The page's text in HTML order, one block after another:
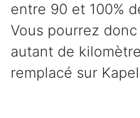
entre 90 et 100%
Vous pourrez
autant de
remplacé sur